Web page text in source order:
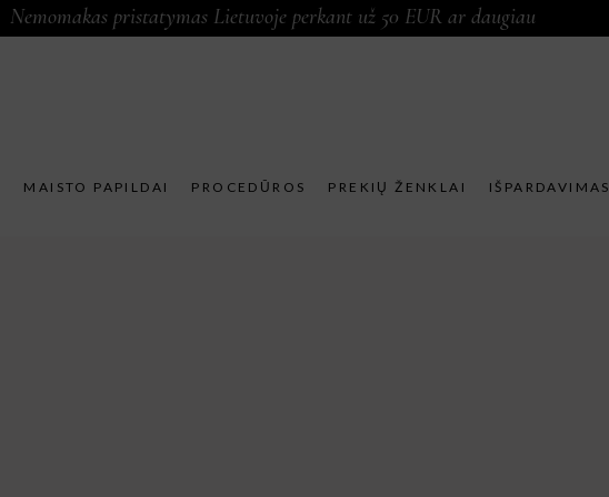
Nemomakas pristatymas Lietuvoje perkant už 50 EUR ar daugiau
MAISTO PAPILDAI PROCEDŪROS PREKIŲ ŽENKLAI IŠPARDAVIMAS